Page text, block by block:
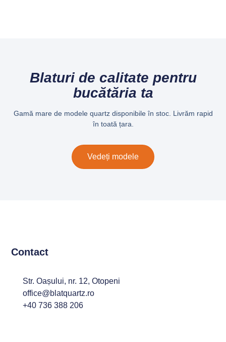
Blaturi de calitate pentru
bucătăria ta
Gamă mare de modele quartz disponibile în stoc. Livrăm rapid
în toată țara.
Vedeți modele
Contact
Str. Oașului, nr. 12, Otopeni
office@blatquartz.ro
+40 736 388 206